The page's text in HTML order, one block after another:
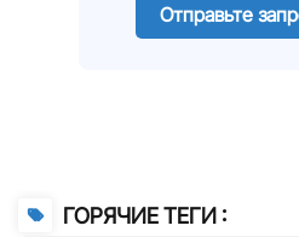
Отправьте
ГОРЯЧИЕ ТЕГИ :